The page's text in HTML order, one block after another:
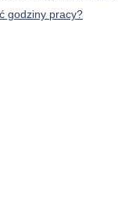
godziny pracy?